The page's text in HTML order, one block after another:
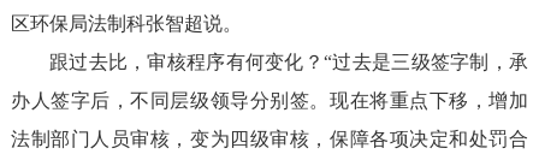
区环保局法制科张智超说。
跟过去比，审核程序有何变化？“过去是三级签字制，承
办人签字后，不同层级领导分别签。现在将重点下移，增加
法制部门人员审核，变为四级审核，保障各项决定和处罚合